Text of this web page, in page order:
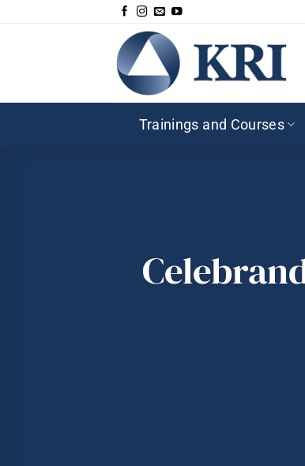
Trainings and Courses